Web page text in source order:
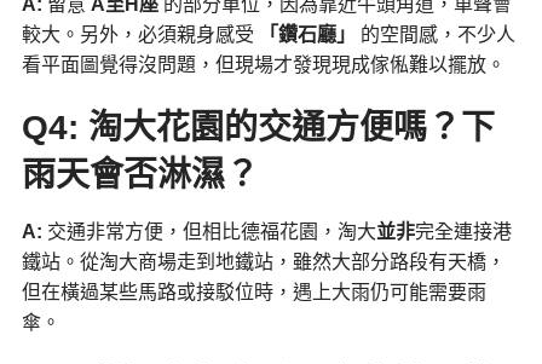
較大。另外，必須親身感受
「鑽石廳」
的空間感，不少人
看平面圖覺得沒問題，但現場才發現現成傢俬難以擺放。
Q4: 淘大花園的交通方便嗎？下
雨天會否淋濕？
A: 交通非常方便，但相比德福花園，淘大並非完全連接港
鐵站。從淘大商場走到地鐵站，雖然大部分路段有天橋，
但在橫過某些馬路或接駁位時，遇上大雨仍可能需要雨
傘。